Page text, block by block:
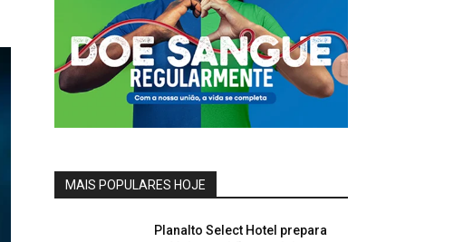
MAIS POPULARES HOJE
Planalto Select Hotel prepara